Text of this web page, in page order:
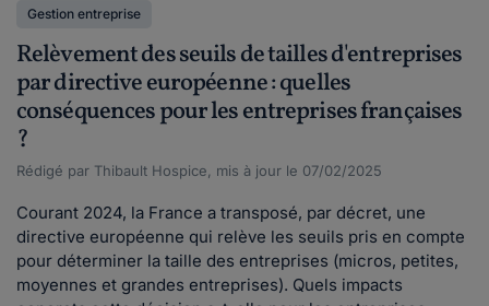
Gestion entreprise
Relèvement des seuils de tailles d'entreprises
par directive européenne : quelles
conséquences pour les entreprises françaises
?
Rédigé par Thibault Hospice, mis à jour le 07/02/2025
Courant 2024, la France a transposé, par décret, une
directive européenne qui relève les seuils pris en compte
pour déterminer la taille des entreprises (micros, petites,
moyennes et grandes entreprises). Quels impacts